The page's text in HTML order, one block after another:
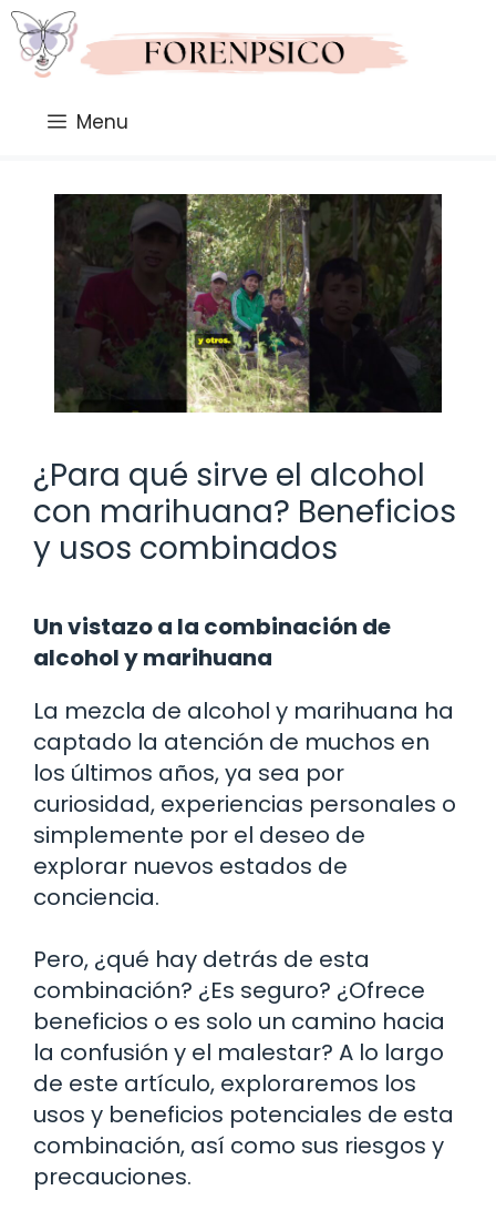
Saltar
al
contenido
Menu
¿Para qué sirve el alcohol
con marihuana? Beneficios
y usos combinados
Un vistazo a la combinación de
alcohol y marihuana
La mezcla de alcohol y marihuana ha
captado la atención de muchos en
los últimos años, ya sea por
curiosidad, experiencias personales o
simplemente por el deseo de
explorar nuevos estados de
conciencia.
Pero, ¿qué hay detrás de esta
combinación? ¿Es seguro? ¿Ofrece
beneficios o es solo un camino hacia
la confusión y el malestar? A lo largo
de este artículo, exploraremos los
usos y beneficios potenciales de esta
combinación, así como sus riesgos y
precauciones.